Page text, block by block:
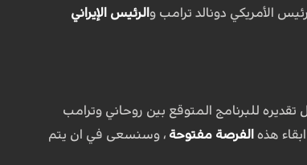
الأمريكي دونالد ترامب و الرئيس الإيراني
للبرنامج المتوقع بين روحاني وترامب
هذه الفرصة مفتوحة ، وسنسعى في ان يتم